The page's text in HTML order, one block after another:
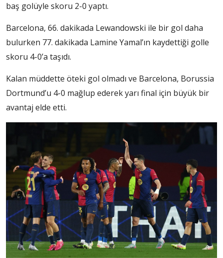
baş golüyle skoru 2-0 yaptı.
Barcelona, 66. dakikada Lewandowski ile bir gol daha
bulurken 77. dakikada Lamine Yamal’ın kaydettiği golle
skoru 4-0’a taşıdı.
Kalan müddette öteki gol olmadı ve Barcelona, Borussia
Dortmund’u 4-0 mağlup ederek yarı final için büyük bir
avantaj elde etti.